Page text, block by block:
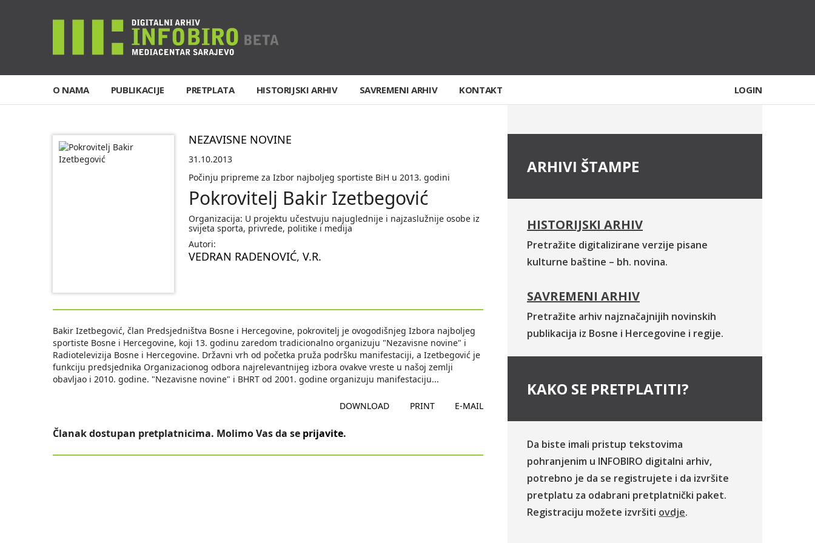
O NAMA PUBLIKACIJE PRETPLATA HISTORIJSKI ARHIV SAVREMENI ARHIV KONTAKT LOGIN
NEZAVISNE NOVINE
31.10.2013
Počinju pripreme za Izbor najboljeg sportiste BiH u 2013. godini
Pokrovitelj Bakir Izetbegović
Organizacija: U projektu učestvuju najuglednije i najzaslužnije osobe iz
svijeta sporta, privrede, politike i medija
Autori:
VEDRAN RADENOVIĆ, V.R.
Bakir Izetbegović, član Predsjedništva Bosne i Hercegovine, pokrovitelj je ovogodišnjeg Izbora najboljeg
sportiste Bosne i Hercegovine, koji 13. godinu zaredom tradicionalno organizuju "Nezavisne novine" i
Radiotelevizija Bosne i Hercegovine. Državni vrh od početka pruža podršku manifestaciji, a Izetbegović je
funkciju predsjednika Organizacionog odbora najrelevantnijeg izbora ovakve vreste u našoj zemlji
obavljao i 2010. godine. "Nezavisne novine" i BHRT od 2001. godine organizuju manifestaciju...
DOWNLOAD PRINT E-MAIL
Članak dostupan pretplatnicima. Molimo Vas da se prijavite.
ARHIVI ŠTAMPE
HISTORIJSKI ARHIV
Pretražite digitalizirane verzije pisane
kulturne baštine – bh. novina.
SAVREMENI ARHIV
Pretražite arhiv najznačajnijih novinskih
publikacija iz Bosne i Hercegovine i regije.
KAKO SE PRETPLATITI?
Da biste imali pristup tekstovima
pohranjenim u INFOBIRO digitalni arhiv,
potrebno je da se registrujete i da izvršite
pretplatu za odabrani pretplatnički paket.
Registraciju možete izvršiti ovdje.